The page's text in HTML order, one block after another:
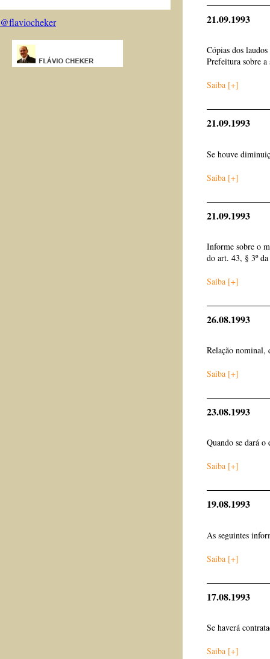
@flaviocheker 21.09.1993
Cópias dos
Prefeitura sobre
Saiba [+]
21.09.1993
Se houve
Saiba [+]
21.09.1993
Informe sobre o
do art. 43, § 3º
Saiba [+]
26.08.1993
Relação nominal,
Saiba [+]
23.08.1993
Quando se dará
Saiba [+]
19.08.1993
As seguintes
Saiba [+]
17.08.1993
Se haverá
Saiba [+]